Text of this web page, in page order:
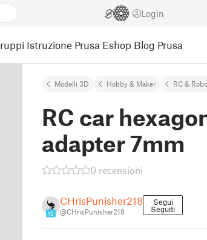
Login
Istruzione Prusa Eshop Blog Prusa
Modelli 3D Hobby & Maker RC &
RC car
adapter 7mm
0 recensioni
15
CHrisPunisher218
@CHrisPunisher218
Segui
Seguiti